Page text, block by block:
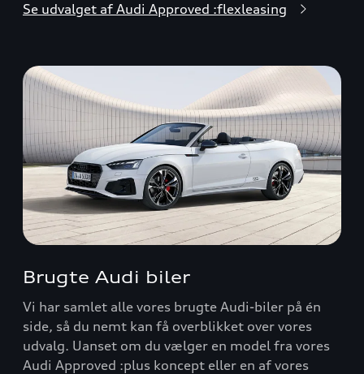
Se udvalget af Audi Approved :flexleasing
Brugte Audi biler
Vi har samlet alle vores brugte Audi-biler på én
side, så du nemt kan få overblikket over vores
udvalg. Uanset om du vælger en model fra vores
Audi Approved :plus koncept eller en af vores